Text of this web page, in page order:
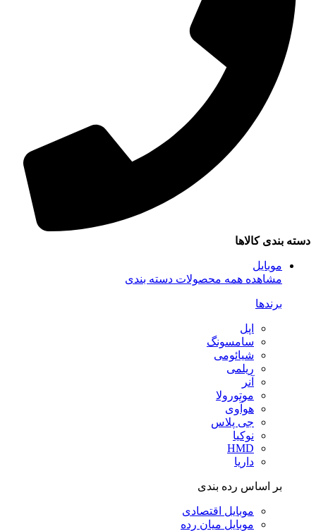
بندی کالاها
موبایل
مشاهده همه محصولات دسته بندی
برندها
اپل
سامسونگ
شیائومی
ریلمی
آنر
موتورولا
هوآوی
جی پلاس
نوکیا
HMD
داریا
بر اساس رده بندی
موبایل اقتصادی
موبایل میان رده